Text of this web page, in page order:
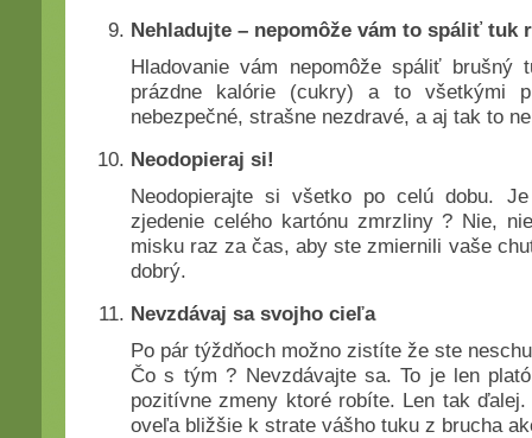
Nehladujte – nepomôže vám to spáliť tuk
Hladovanie vám nepomôže spáliť brušný
prázdne kalórie (cukry) a to všetkými
nebezpečné, strašne nezdravé, a aj tak to
Neodopieraj si!
Neodopierajte si všetko po celú dobu.
zjedenie celého kartónu zmrzliny ? Nie,
misku raz za čas, aby ste zmiernili vaše
dobrý.
Nevzdávaj sa svojho cieľa
Po pár týždňoch možno zistíte že ste
Čo s tým ? Nevzdávajte sa. To je len
pozitívne zmeny ktoré robíte. Len tak
oveľa bližšie k strate vášho tuku z brucha